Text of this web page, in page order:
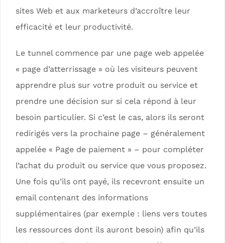
sites Web et aux marketeurs d’accroître leur
efficacité et leur productivité.
Le tunnel commence par une page web appelée
« page d’atterrissage » où les visiteurs peuvent
apprendre plus sur votre produit ou service et
prendre une décision sur si cela répond à leur
besoin particulier. Si c’est le cas, alors ils seront
redirigés vers la prochaine page – généralement
appelée « Page de paiement » – pour compléter
l’achat du produit ou service que vous proposez.
Une fois qu’ils ont payé, ils recevront ensuite un
email contenant des informations
supplémentaires (par exemple : liens vers toutes
les ressources dont ils auront besoin) afin qu’ils